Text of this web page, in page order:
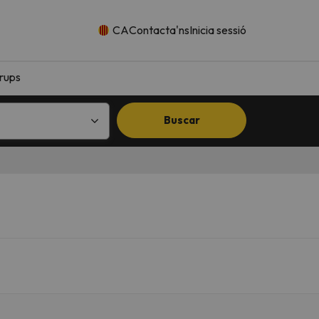
CAContacta'nsInicia sessió
Buscar